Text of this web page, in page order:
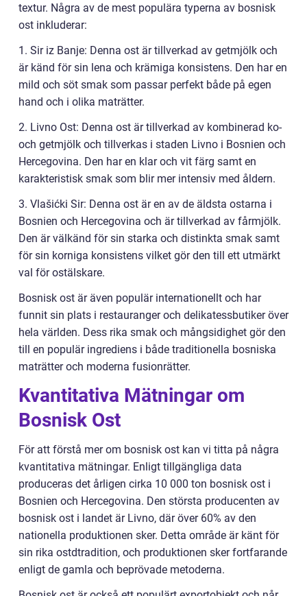
textur. Några av de mest populära typerna av bosnisk
ost inkluderar:
1. Sir iz Banje: Denna ost är tillverkad av getmjölk och
är känd för sin lena och krämiga konsistens. Den har en
mild och söt smak som passar perfekt både på egen
hand och i olika maträtter.
2. Livno Ost: Denna ost är tillverkad av kombinerad ko-
och getmjölk och tillverkas i staden Livno i Bosnien och
Hercegovina. Den har en klar och vit färg samt en
karakteristisk smak som blir mer intensiv med åldern.
3. Vlašićki Sir: Denna ost är en av de äldsta ostarna i
Bosnien och Hercegovina och är tillverkad av fårmjölk.
Den är välkänd för sin starka och distinkta smak samt
för sin korniga konsistens vilket gör den till ett utmärkt
val för ostälskare.
Bosnisk ost är även populär internationellt och har
funnit sin plats i restauranger och delikatessbutiker över
hela världen. Dess rika smak och mångsidighet gör den
till en populär ingrediens i både traditionella bosniska
maträtter och moderna fusionrätter.
Kvantitativa Mätningar om
Bosnisk Ost
För att förstå mer om bosnisk ost kan vi titta på några
kvantitativa mätningar. Enligt tillgängliga data
produceras det årligen cirka 10 000 ton bosnisk ost i
Bosnien och Hercegovina. Den största producenten av
bosnisk ost i landet är Livno, där över 60% av den
nationella produktionen sker. Detta område är känt för
sin rika ostdtradition, och produktionen sker fortfarande
enligt de gamla och beprövade metoderna.